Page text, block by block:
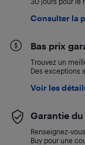
Consulter la
Bas prix
Trouvez un
Des exceptions
Voir les
Garantie
Renseignez-
Buy pour une